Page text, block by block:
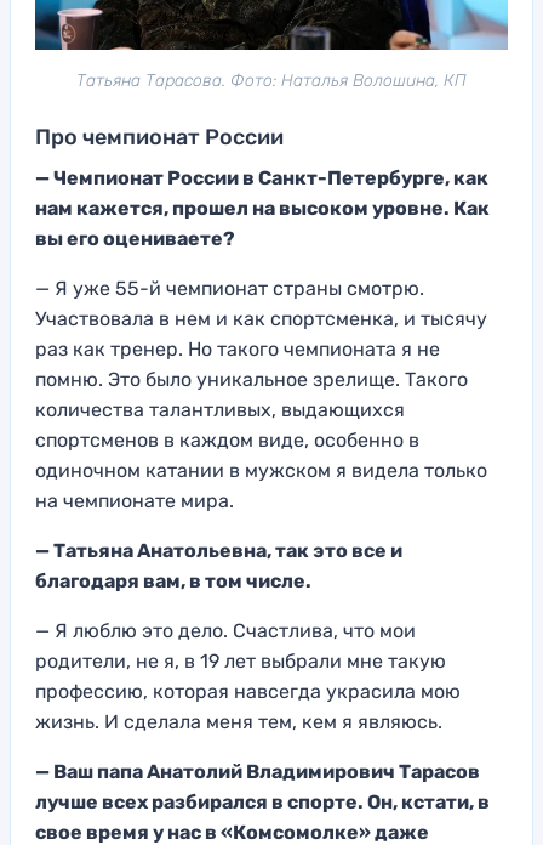
Татьяна Тарасова. Фото: Наталья Волошина, КП
Про чемпионат России
—Чемпионат России в Санкт-Петербурге, как
нам кажется, прошел на высоком уровне. Как
вы его оцениваете?
— Я уже 55-й чемпионат страны смотрю.
Участвовала в нем и как спортсменка, и тысячу
раз как тренер. Но такого чемпионата я не
помню. Это было уникальное зрелище. Такого
количества талантливых, выдающихся
спортсменов в каждом виде, особенно в
одиночном катании в мужском я видела только
на чемпионате мира.
—Татьяна Анатольевна, так это все и
благодаря вам, в том числе.
— Я люблю это дело. Счастлива, что мои
родители, не я, в 19 лет выбрали мне такую
профессию, которая навсегда украсила мою
жизнь. И сделала меня тем, кем я являюсь.
— Ваш папа Анатолий Владимирович Тарасов
лучше всех разбирался в спорте. Он, кстати, в
свое время у нас в «Комсомолке» даже